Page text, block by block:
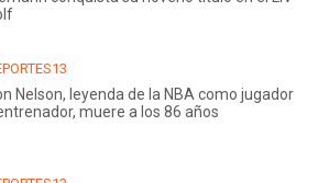
Nelson, leyenda de la NBA como jugador
muere a los 86 años